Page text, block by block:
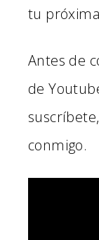
tu
Antes de
de
conmigo.